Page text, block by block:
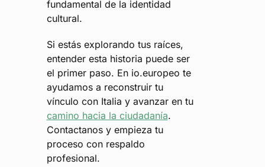
fundamental de la identidad
cultural.
Si estás explorando tus raíces,
entender esta historia puede ser
el primer paso. En io.europeo te
ayudamos a reconstruir tu
vínculo con Italia y avanzar en tu
camino hacia la ciudadanía.
Contactanos y empieza tu
proceso con respaldo
profesional.